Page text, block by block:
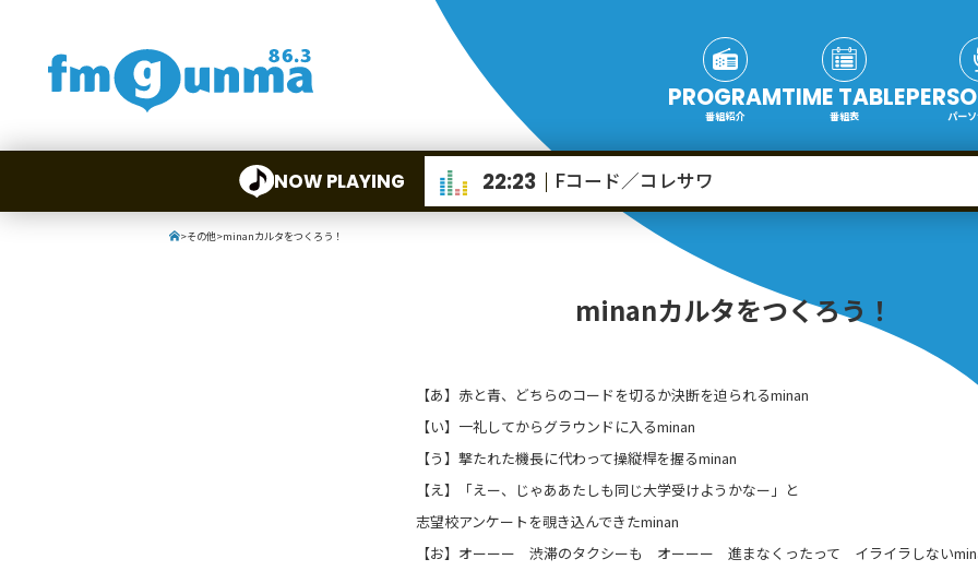
NOW PLAYING 22:23 Fコード／コレサワ
PROGRAM
番組紹介
TIME TABLE
番組表 パー
>その他>minanカルタをつくろう！
minanカルタをつくろう！
【あ】赤と青、どちらのコードを切るか決断を迫られるminan
【い】一礼してからグラウンドに入るminan
【う】撃たれた機長に代わって操縦桿を握るminan
【え】「えー、じゃああたしも同じ大学受けようかなー」と
志望校アンケートを覗き込んできたminan
【お】オーーー 渋滞のタクシーも オーーー 進まなくったって イライラしない